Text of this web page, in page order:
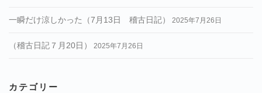
一瞬だけ涼しかった（7月13日 稽古日記） 2025年7月26日
（稽古日記７月20日） 2025年7月26日
カテゴリー